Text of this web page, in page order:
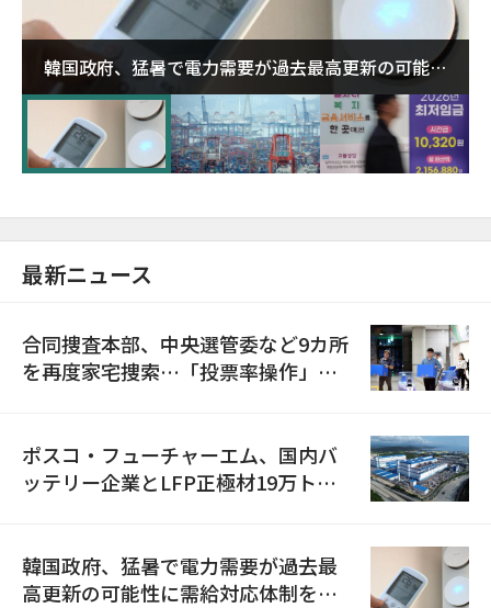
韓国政府、猛暑で電力需要が過去最高更新の可能性
に需給対応体制を点検
最新ニュース
合同捜査本部、中央選管委など9カ所
を再度家宅捜索…「投票率操作」の
ポスコ・フューチャーエム、国内バ
ッテリー企業とLFP正極材19万トン
韓国政府、猛暑で電力需要が過去最
高更新の可能性に需給対応体制を点